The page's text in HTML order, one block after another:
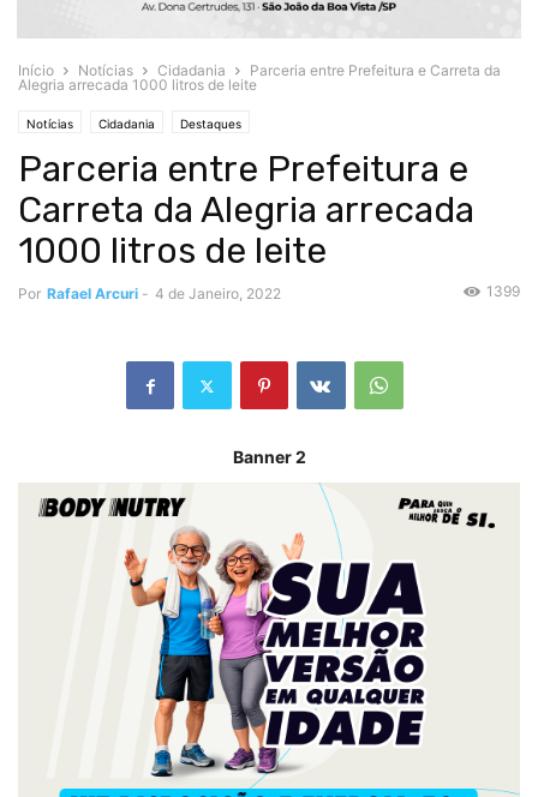
Início Notícias Cidadania
Parceria entre Prefeitura e Carreta da
Alegria arrecada 1000 litros de leite
Notícias Cidadania Destaques
Parceria entre Prefeitura e
Carreta da Alegria arrecada
1000 litros de leite
Por Rafael Arcuri - 4 de Janeiro, 2022 1399
Banner 2